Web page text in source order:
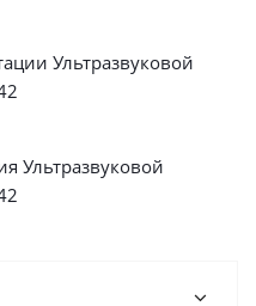
Ультразвуковой
Ультразвуковой